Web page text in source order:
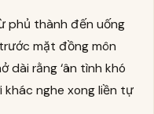
phủ thành đến uống
mặt đồng môn
dài rằng ‘ân tình khó
khác nghe xong liền tự